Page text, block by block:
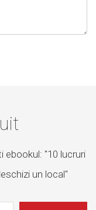
"10 lucruri
un local"